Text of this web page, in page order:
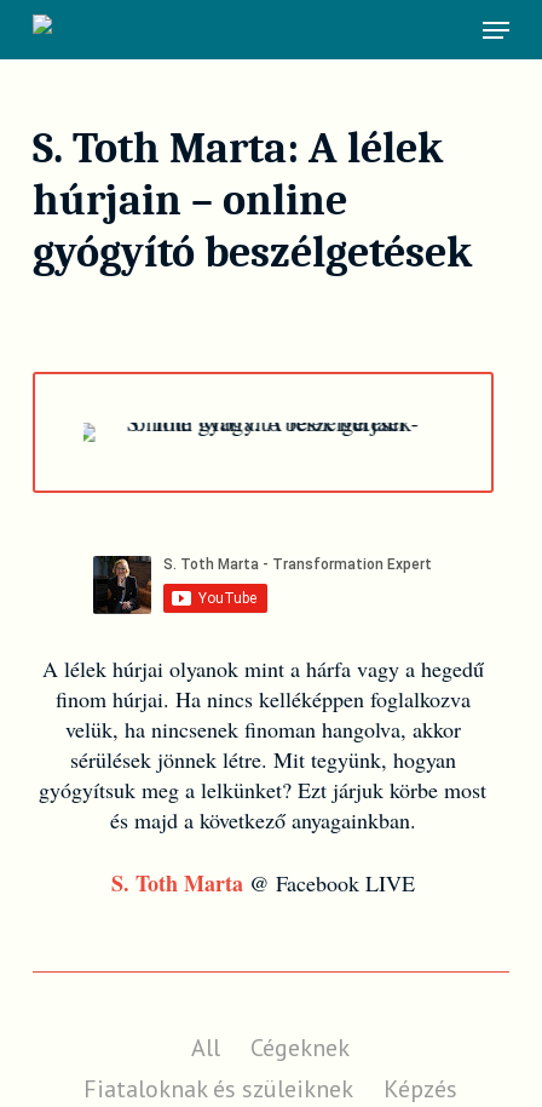
Skip
Menu
S. Toth Marta: A lélek
húrjain – online
gyógyító beszélgetések
Play Video
A lélek húrjai olyanok mint a hárfa vagy a hegedű
finom húrjai. Ha nincs kelléképpen foglalkozva
velük, ha nincsenek finoman hangolva, akkor
sérülések jönnek létre. Mit tegyünk, hogyan
gyógyítsuk meg a lelkünket? Ezt járjuk körbe most
és majd a következő anyagainkban.
S. Toth Marta@ Facebook LIVE
All
Cégeknek
Fiataloknak és szüleiknek
Képzés